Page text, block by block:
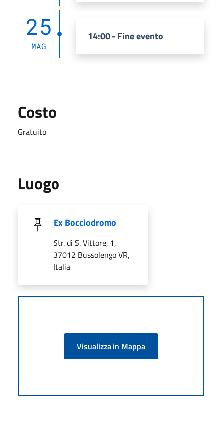
25
MAG
14:00 - Fine evento
Costo
Gratuito
Luogo
Ex Bocciodromo
Str. di S. Vittore, 1,
37012 Bussolengo VR,
Italia
Visualizza in Mappa